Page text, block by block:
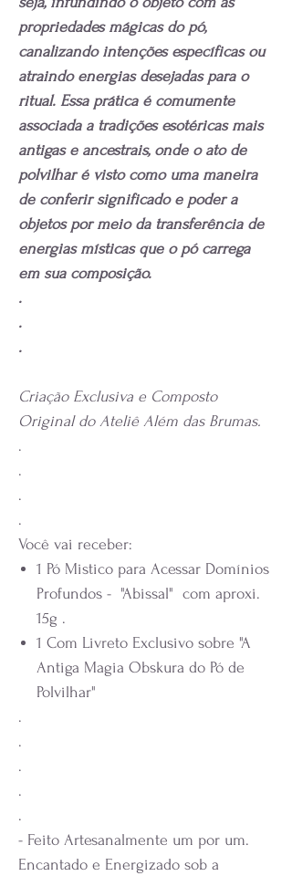
propriedades mágicas do pó,
canalizando intenções específicas ou
atraindo energias desejadas para o
ritual. Essa prática é comumente
associada a tradições esotéricas mais
antigas e ancestrais, onde o ato de
polvilhar é visto como uma maneira
de conferir significado e poder a
objetos por meio da transferência de
energias místicas que o pó carrega
em sua composição.
.
.
.
Criação Exclusiva e Composto
Original do Ateliê Além das Brumas.
.
.
.
.
Você vai receber:
1 Pó Mistico para Acessar Domínios
Profundos - "Abissal" com aproxi.
15g .
1 Com Livreto Exclusivo sobre "A
Antiga Magia Obskura do Pó de
Polvilhar"
.
.
.
.
.
- Feito Artesanalmente um por um.
Encantado e Energizado sob a